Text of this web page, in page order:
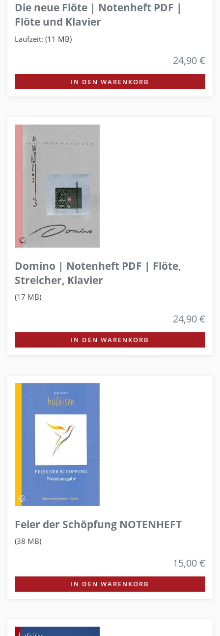
Die neue Flöte | Notenheft PDF |
Flöte und Klavier
Laufzeit: (11 MB)
24,90 €
IN DEN WARENKORB
Domino | Notenheft PDF | Flöte,
Streicher, Klavier
(17 MB)
24,90 €
IN DEN WARENKORB
Feier der Schöpfung NOTENHEFT
(38 MB)
15,00 €
IN DEN WARENKORB